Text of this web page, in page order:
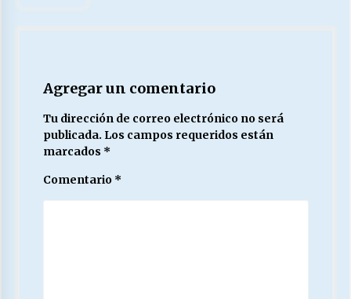
Agregar un comentario
Tu dirección de correo electrónico no será
publicada. Los campos requeridos están
marcados *
Comentario *